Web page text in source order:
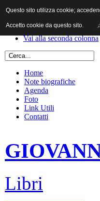
Vai al contenuto
Vai alla prima colonna
Vai alla seconda colonna
Home
Note biografiche
Agenda
Foto
Link Utili
Contatti
Libri
Questo sito utilizza cookie;
Accetto cookie da questo sito.